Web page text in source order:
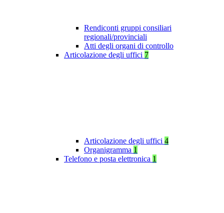
Rendiconti gruppi consiliari
regionali/provinciali
Atti degli organi di controllo
Articolazione degli uffici 7
Articolazione degli uffici 4
Organigramma 1
Telefono e posta elettronica 1